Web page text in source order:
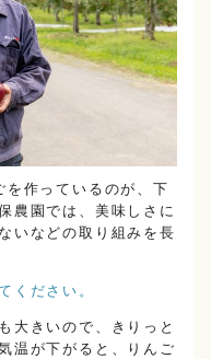
作っているのが、下
農園では、美味しさに
いなどの取り組みを長
ください。
大きいので、きりっと
温が下がると、りんご